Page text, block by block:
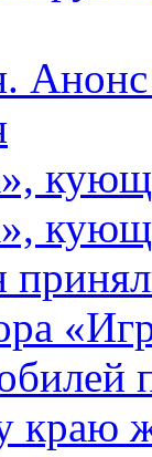
краю